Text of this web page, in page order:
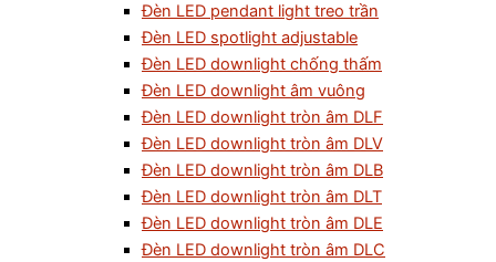
Đèn LED pendant light treo trần
Đèn LED spotlight adjustable
Đèn LED downlight chống thấm
Đèn LED downlight âm vuông
Đèn LED downlight tròn âm DLF
Đèn LED downlight tròn âm DLV
Đèn LED downlight tròn âm DLB
Đèn LED downlight tròn âm DLT
Đèn LED downlight tròn âm DLE
Đèn LED downlight tròn âm DLC